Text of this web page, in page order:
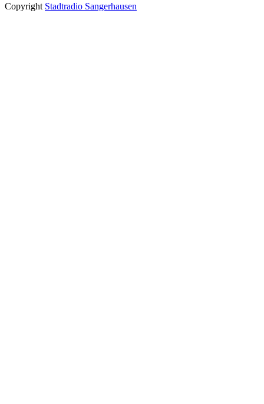
Copyright Stadtradio Sangerhausen